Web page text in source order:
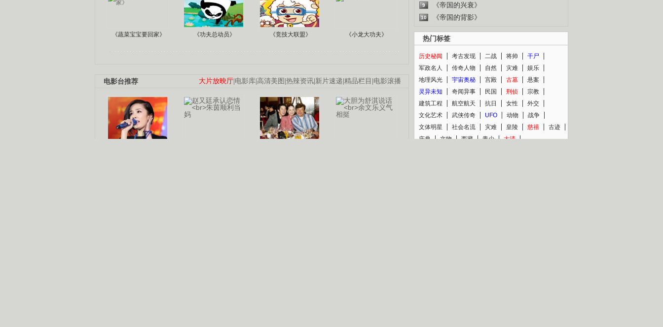
《蔬菜宝宝要回家》 《功夫总动员》 《竞技大联盟》 《小龙大功夫》
大片放映厅|电影库|高清美图 |热辣资讯|新片速递|精品栏目 |电影滚播
电影台推荐
9 《帝国的兴衰》
10 《帝国的背影》
热门标签
历史秘闻 考古发现 二战 将帅
干尸
军政名人
传奇人物 自然 灾难
娱乐
地理风光
宇宙奥秘 宫殿 古墓
悬案
灵异未知
奇闻异事 民国 刑侦
宗教
建筑工程
航空航天 抗日 女性
外交
文化艺术
武侠传奇 UFO 动物
战争
文体明星
社会名流 灾难 皇陵 慈禧
古迹
庆典
文物 西藏 青少 大清